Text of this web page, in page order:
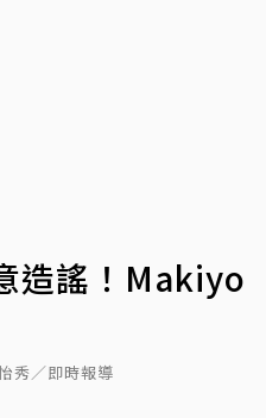
造謠！Makiyo
秀／即時報導